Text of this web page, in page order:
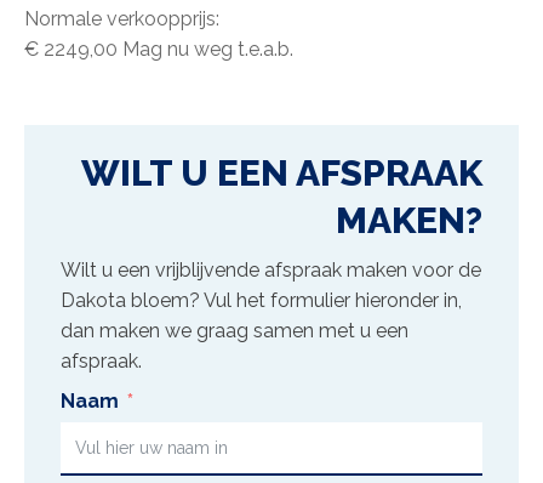
Normale verkoopprijs:
€ 2249,00 Mag nu weg t.e.a.b.
WILT U EEN AFSPRAAK
MAKEN?
Wilt u een vrijblijvende afspraak maken voor de
Dakota bloem? Vul het formulier hieronder in,
dan maken we graag samen met u een
afspraak.
Naam